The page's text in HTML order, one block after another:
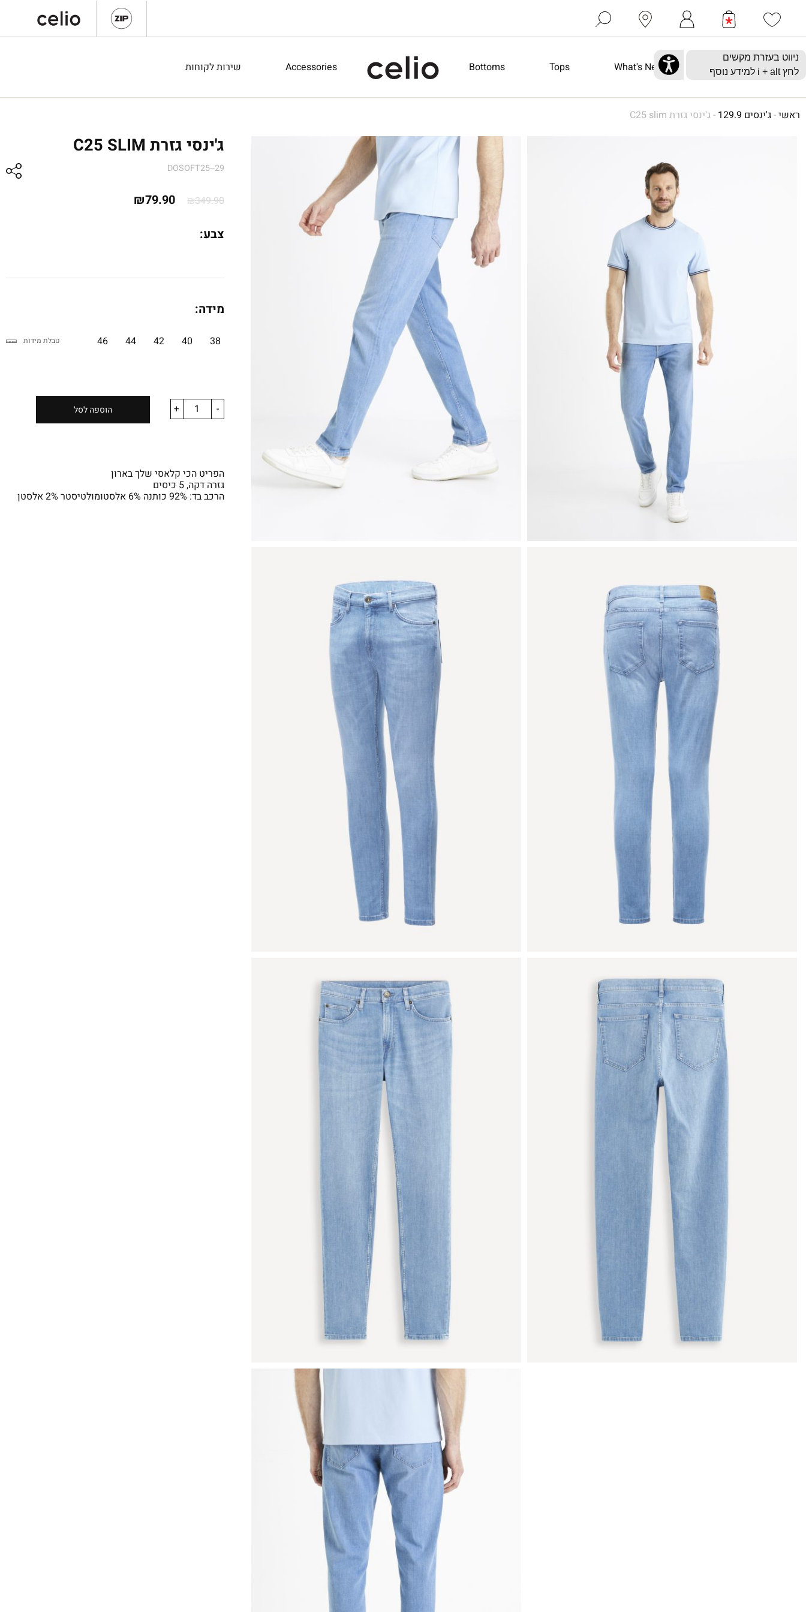
What's New
Tops
Bottoms
Accessories שירות לקוחות
ראשי-ג'ינסים 129.9 -ג'ינסי גזרת C25 slim
ג'ינסי גזרת C25 SLIM
DOSOFT25--29
₪349.90
המחיר₪79.90
צבע:
מידה:
38
40
42
44
46 טבלת מידות
-
+ הוספה לסל
הפריט הכי קלאסי שלך בארון
גזרה דקה, 5 כיסים
הרכב בד: 92% כותנה 6% אלסטומולטיסטר 2% אלסטן